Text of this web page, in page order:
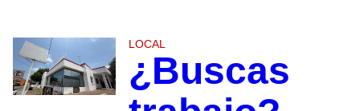
LOCAL
¿Buscas